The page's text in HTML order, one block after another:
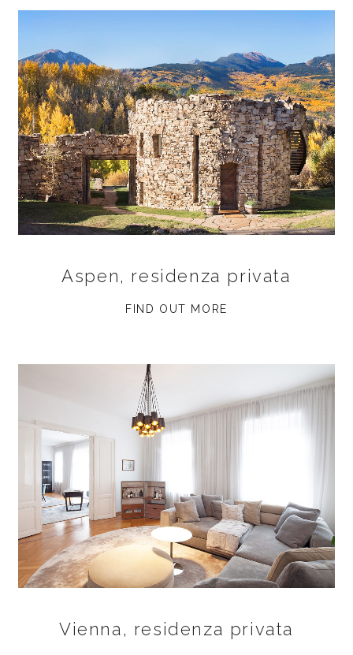
Aspen, residenza privata
FIND OUT MORE
Vienna, residenza privata